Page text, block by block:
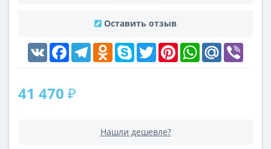
Оставить отзыв
VK FacebookTelegramOdnoklassniki
Skype Twitter PinterestWhatsAppMail.Ru
41 470 ₽
Нашли дешевле?